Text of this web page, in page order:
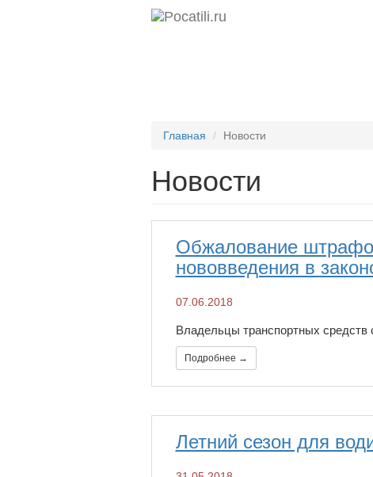
Главная Новости
Новости
Обжалование
нововведения в
07.06.2018
Владельцы транспортных средств
Подробнее →
​Летний сезон для